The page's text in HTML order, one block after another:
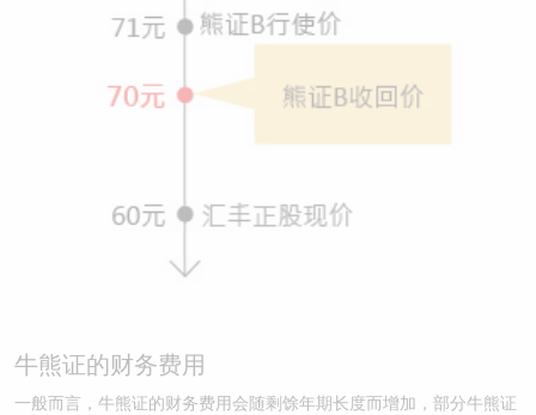
牛熊证的财务费用
一般而言，牛熊证的财务费用会随剩馀年期长度而增加，部分牛熊证